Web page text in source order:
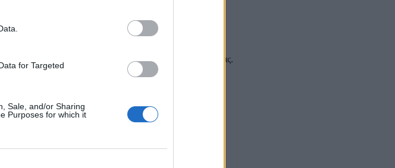
for Targeted
Sale, and/or Sharing
Purposes for which it
μας στον RSS feed reader και στα social media σας.